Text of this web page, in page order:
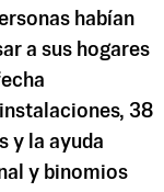
habían
a sus hogares
38
y la ayuda
y binomios